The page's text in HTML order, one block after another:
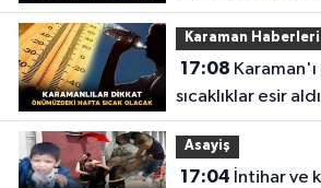
Karaman Haberleri
17:08
sıcaklıklar esir aldı
Asayiş
17:04